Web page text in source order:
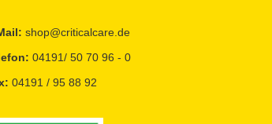
shop@criticalcare.de
04191/ 50 70 96 - 0
04191 / 95 88 92